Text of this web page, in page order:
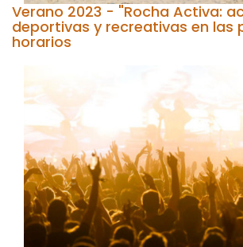
Verano 2023 - "Rocha Activa:
deportivas y recreativas en las
horarios